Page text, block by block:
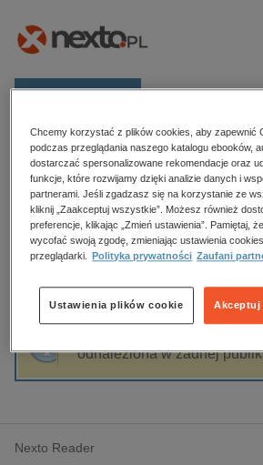
Kategorie
Zobacz wszystkie E-prasa
budownictwo, aranżacja wnętrz
biznesowe, branżowe,
dzienniki
edukacja
hobby, sport, rozrywka
komputery, internet,
polityka, społeczno-informacyjne
Strona główna Kinga Wyrzykowska
Kinga Wyrzykowska
Sortowanie
odnaleziona w żadnej
Nexto Reader
Chcemy korzystać z plików cookies, aby zapewnić
podczas przeglądania naszego katalogu ebooków,
dostarczać spersonalizowane rekomendacje oraz
funkcje, które rozwijamy dzięki analizie danych i
partnerami. Jeśli zgadzasz się na korzystanie ze
kliknij „Zaakceptuj wszystkie”. Możesz również
preferencje, klikając „Zmień ustawienia”. Pamiętaj,
wycofać swoją zgodę, zmieniając ustawienia
przeglądarki.
Polityka prywatności Zaufani
Ustawienia plików cookie